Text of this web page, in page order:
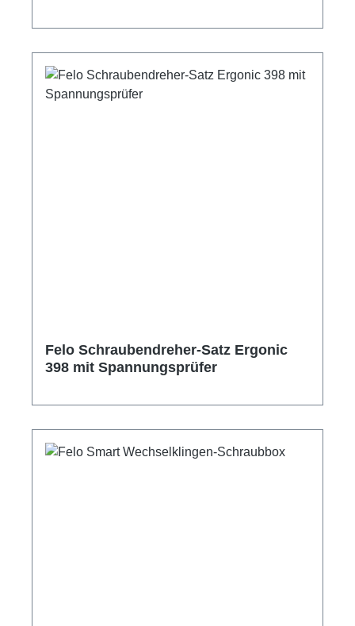
Felo Schraubendreher-Satz Ergonic
398 mit Spannungsprüfer